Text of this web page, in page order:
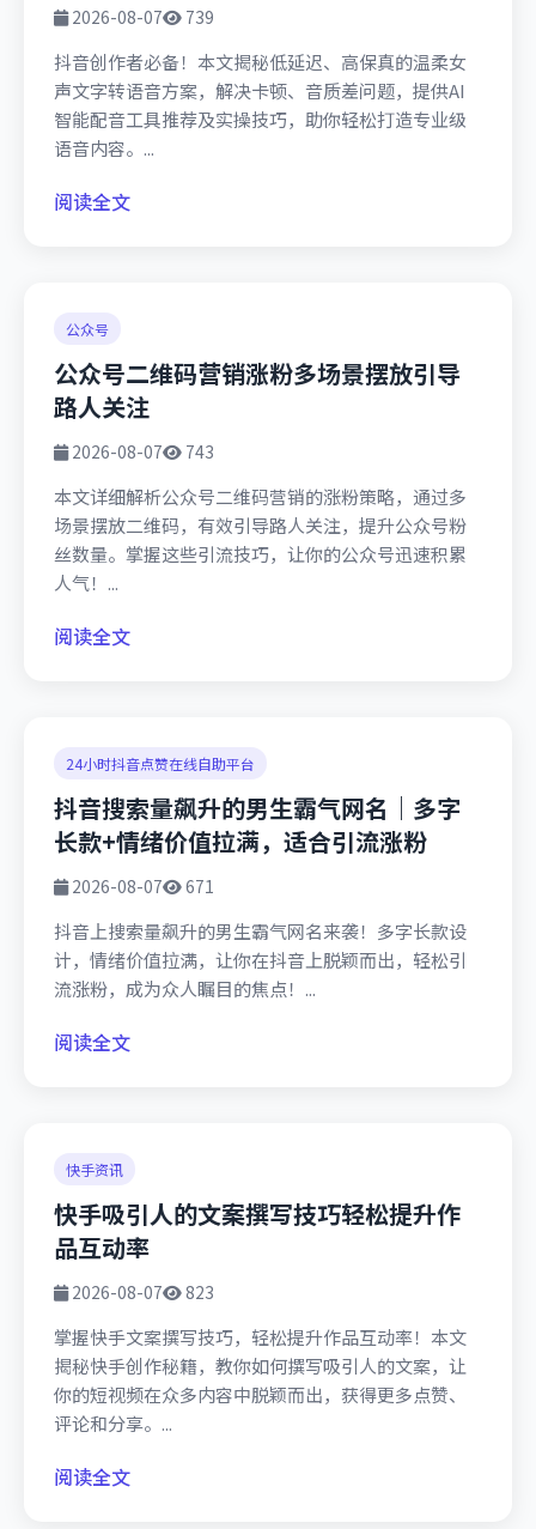
2026-08-07 739
抖音创作者必备！本文揭秘低延迟、高保真的温柔女
声文字转语音方案，解决卡顿、音质差问题，提供AI
智能配音工具推荐及实操技巧，助你轻松打造专业级
语音内容。...
阅读全文
公众号
公众号二维码营销涨粉多场景摆放引导
路人关注
2026-08-07 743
本文详细解析公众号二维码营销的涨粉策略，通过多
场景摆放二维码，有效引导路人关注，提升公众号粉
丝数量。掌握这些引流技巧，让你的公众号迅速积累
人气！...
阅读全文
24小时抖音点赞在线自助平台
抖音搜索量飙升的男生霸气网名｜多字
长款+情绪价值拉满，适合引流涨粉
2026-08-07 671
抖音上搜索量飙升的男生霸气网名来袭！多字长款设
计，情绪价值拉满，让你在抖音上脱颖而出，轻松引
流涨粉，成为众人瞩目的焦点！...
阅读全文
快手资讯
快手吸引人的文案撰写技巧轻松提升作
品互动率
2026-08-07 823
掌握快手文案撰写技巧，轻松提升作品互动率！本文
揭秘快手创作秘籍，教你如何撰写吸引人的文案，让
你的短视频在众多内容中脱颖而出，获得更多点赞、
评论和分享。...
阅读全文